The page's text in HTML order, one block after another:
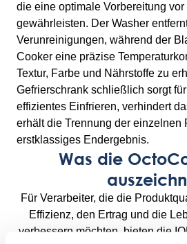
die eine optimale Vorbereitung
gewährleisten. Der Washer
Verunreinigungen, während der
Cooker eine präzise
Textur, Farbe und Nährstoffe zu
Gefrierschrank schließlich sorgt
effizientes Einfrieren, verhindert
erhält die Trennung der einzelnen
erstklassiges Endergebnis.
Was die
Für Verarbeiter, die die
Effizienz, den Ertrag und die
verbessern möchten, bieten die